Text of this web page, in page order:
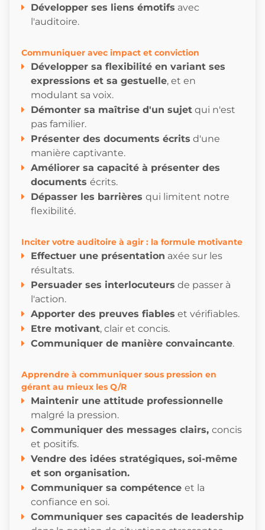
Développer ses liens émotifs avec
l'auditoire.
Communiquer avec impact et conviction
Développer sa flexibilité en variant ses
expressions et sa gestuelle, et en
modulant sa voix.
Démonter sa maîtrise d'un sujet qui n'est
pas familier.
Présenter des documents écrits d'une
manière captivante.
Améliorer sa capacité à présenter des
documents écrits.
Dépasser les barrières qui limitent notre
flexibilité.
Inciter votre auditoire à agir : la formule motivante
Effectuer une présentation axée sur les
résultats.
Persuader ses interlocuteurs de passer à
l'action.
Apporter des preuves fiables et vérifiables.
Etre motivant, clair et concis.
Communiquer de manière convaincante.
Apprendre à communiquer sous pression en
gérant au mieux les Q/R
Maintenir une attitude professionnelle
malgré la pression.
Communiquer des messages clairs, concis
et positifs.
Vendre des idées stratégiques, soi-même
et son organisation.
Communiquer sa compétence et la
confiance en soi.
Communiquer ses capacités de leadership